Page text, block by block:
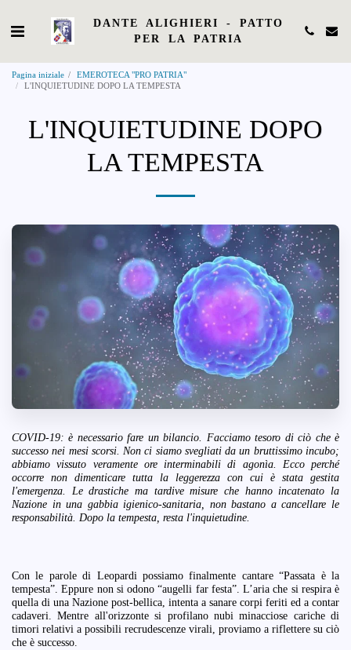
DANTE ALIGHIERI - PATTO
PER LA PATRIA
Pagina iniziale
EMEROTECA "PRO PATRIA"
L'INQUIETUDINE DOPO LA TEMPESTA
L'INQUIETUDINE DOPO
LA TEMPESTA
COVID-19: è necessario fare un bilancio. Facciamo tesoro di ciò che è
successo nei mesi scorsi. Non ci siamo svegliati da un bruttissimo incubo;
abbiamo vissuto veramente ore interminabili di agonìa. Ecco perché
occorre non dimenticare tutta la leggerezza con cui è stata gestita
l'emergenza. Le drastiche ma tardive misure che hanno incatenato la
Nazione in una gabbia igienico-sanitaria, non bastano a cancellare le
responsabilità. Dopo la tempesta, resta l'inquietudine.
Con le parole di Leopardi possiamo finalmente cantare “Passata è la
tempesta”. Eppure non si odono “augelli far festa”. L’aria che si respira è
quella di una Nazione post-bellica, intenta a sanare corpi feriti ed a contar
cadaveri. Mentre all'orizzonte si profilano nubi minacciose cariche di
timori relativi a possibili recrudescenze virali, proviamo a riflettere su ciò
che è successo.